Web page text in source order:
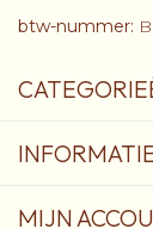
btw-nummer:
MIJN